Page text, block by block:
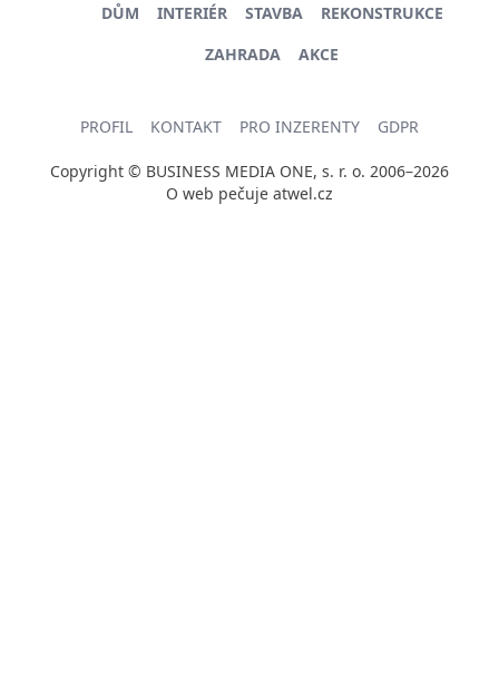
DŮM INTERIÉR STAVBA
REKONSTRUKCE
ZAHRADA
AKCE
PROFIL KONTAKT PRO INZERENTY GDPR
Copyright © BUSINESS MEDIA ONE, s. r. o. 2006–2026